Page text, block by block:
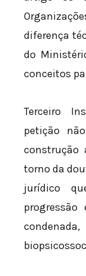
diferença
do
conceitos
Terceiro
petição
construção
torno da
jurídico